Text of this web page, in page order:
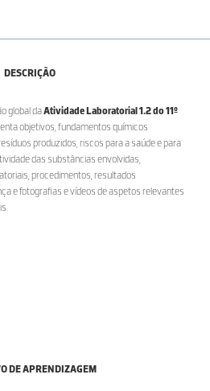
DESCRIÇÃO
global daAtividade Laboratorial 1.2 do 11º
objetivos, fundamentos químicos
produzidos, riscos para a saúde e para
das substâncias envolvidas,
procedimentos, resultados
e fotografias e vídeos de aspetos relevantes
DE APRENDIZAGEM